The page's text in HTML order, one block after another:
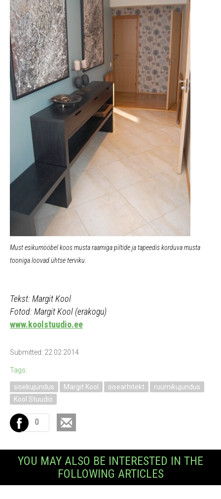
Must esikumööbel koos musta raamiga piltide ja tapeedis korduva musta
tooniga loovad ühtse terviku.
Tekst: Margit Kool
Fotod: Margit Kool (erakogu)
www.koolstuudio.ee
Submitted: 22.02.2014
Tags:
sisekujundus Margit Kool sisearhitekt
ruumikujundus
Kool Stuudio
0
YOU MAY ALSO BE INTERESTED IN THE
FOLLOWING ARTICLES